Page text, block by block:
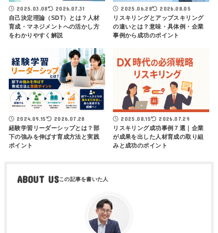
2025.03.08 2026.07.31
自己決定理論（SDT）とは？人材
育成・マネジメントへの活かし方
をわかりやすく解説
2025.06.28 2026.08.05
リスキリングとアップスキリング
の違いとは？意味・具体例・企業
事例から成功のポイント
2024.09.15 2026.07.28
経験学習リーダーシップとは？部
下の強みを伸ばす育成方法と実践
ポイント
2025.08.15 2026.07.29
リスキリング成功事例７選｜企業
が成果を出した人材育成の取り組
みと成功のポイント
ABOUT US